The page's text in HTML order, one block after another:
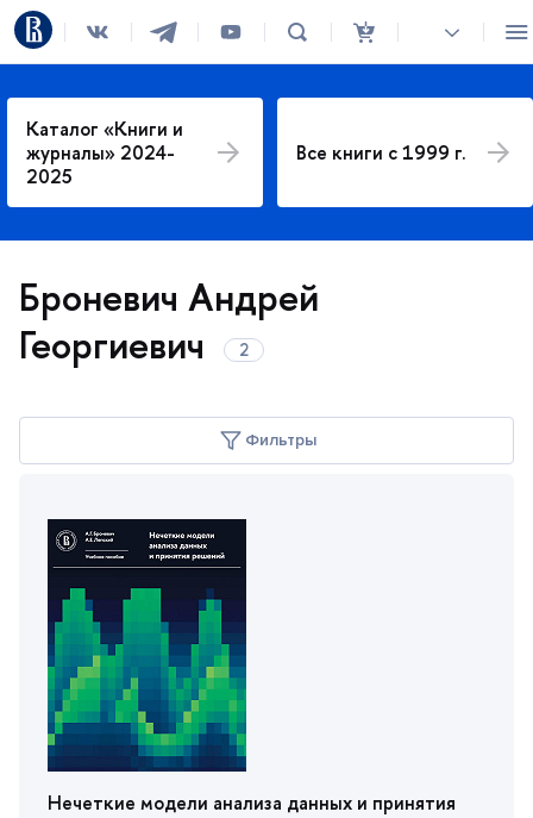
Каталог «Книги и
журналы» 2024-
2025
се книги с 1999 г.
Броневич Андрей
Георгиевич
Фильтры
Год издания
Тематика
изнес-информатика
Нечеткие модели анализа данных и принятия